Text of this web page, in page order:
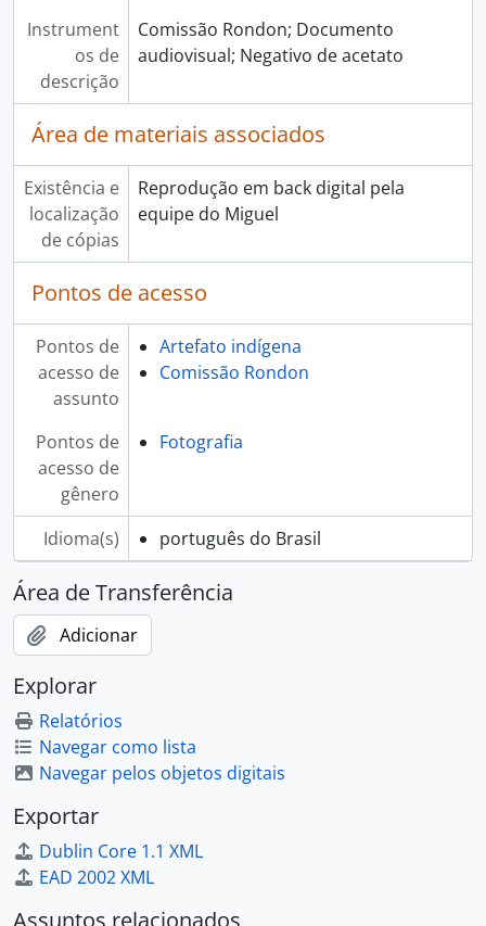
Instrument
os de
descrição
Comissão Rondon; Documento
audiovisual; Negativo de acetato
Área de materiais associados
Existência e
localização
de cópias
Reprodução em back digital pela
equipe do Miguel
Pontos de acesso
Pontos de
acesso de
assunto
Artefato indígena
Comissão Rondon
Pontos de
acesso de
gênero
Fotografia
Idioma(s) português do Brasil
Área de Transferência
Adicionar
Explorar
Relatórios
Navegar como lista
Navegar pelos objetos digitais
Exportar
Dublin Core 1.1 XML
EAD 2002 XML
Assuntos relacionados